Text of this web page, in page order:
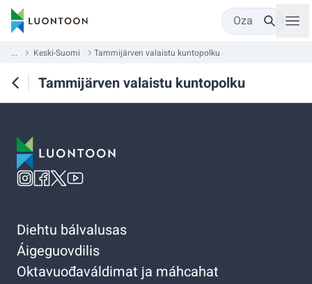
Oza
... Keski-Suomi Tammijärven valaistu kuntopolku
Tammijärven valaistu kuntopolku
Diehtu bálvalusas
Áigeguovdilis
Oktavuođaváldimat ja máhcahat